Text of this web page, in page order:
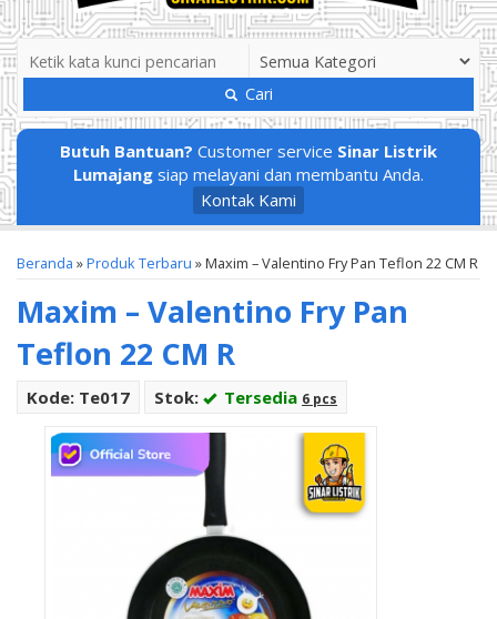
Cari
Butuh Bantuan? Customer service Sinar Listrik
Lumajang siap melayani dan membantu Anda.
Kontak Kami
Beranda »Produk Terbaru »Maxim – Valentino Fry Pan Teflon 22 CM R
Maxim – Valentino Fry Pan
Teflon 22 CM R
Kode: Te017 Stok: Tersedia 6 pcs